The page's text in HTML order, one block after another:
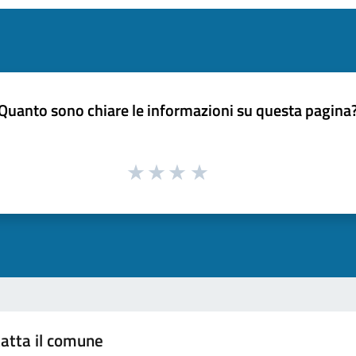
sono chiare le informazioni su questa
il comune